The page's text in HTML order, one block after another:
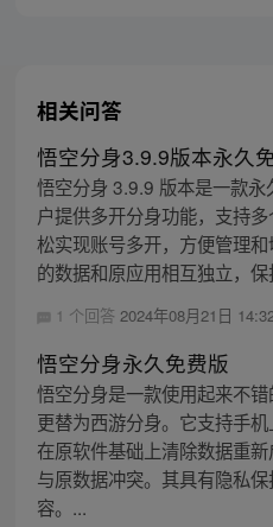
相关问答
悟空分身3.9.9版本永久
悟空分身 3.9.9 版本是一款
户提供多开分身功能，支持
松实现账号多开，方便管理
的数据和原应用相互独立，
1 个回答 2024年08月21日
悟空分身永久免费版
悟空分身是一款使用起来不
更替为西游分身。它支持手
在原软件基础上清除数据重
与原数据冲突。其具有隐私
容。...